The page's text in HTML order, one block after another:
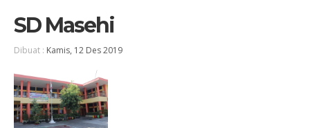
SD Masehi
Dibuat : Kamis, 12 Des 2019